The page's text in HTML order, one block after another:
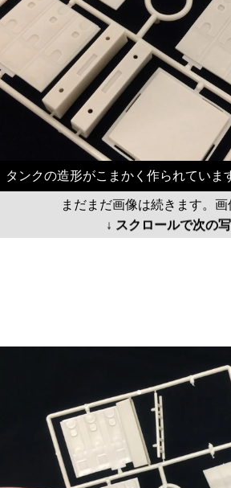
タンクの造形がこまかく作られていま
まだまだ画像は続きます。画
↓ スクロールで次の